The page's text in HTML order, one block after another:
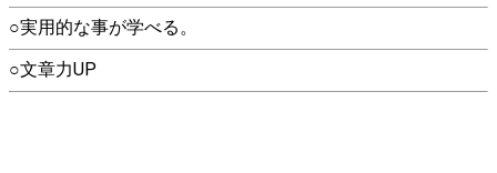
○実用的な事が学べる。
○文章力UP